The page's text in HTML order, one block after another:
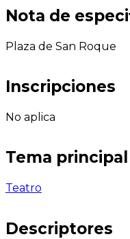
Nota de
Plaza de San Roque
Inscripciones
No aplica
Tema principal
Teatro
Descriptores